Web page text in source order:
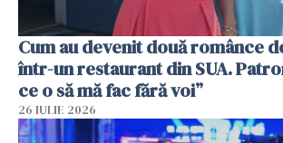
Cum au devenit două românce
într-un restaurant din SUA.
ce o să mă fac fără voi”
26 IULIE 2026